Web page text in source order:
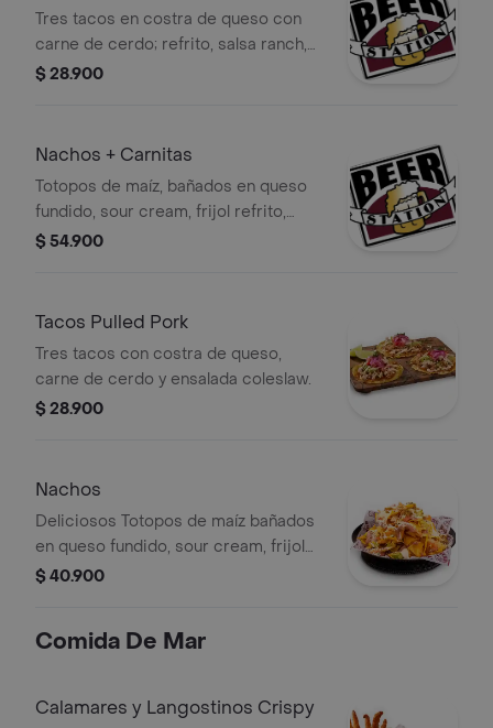
Tres tacos en costra de queso con
carne de cerdo; refrito, salsa ranch,
encurtido de cebolla roja y cilantro.
$ 28.900
Nachos + Carnitas
Totopos de maíz, bañados en queso
fundido, sour cream, frijol refrito,
guacamole, tomate, queso costeño y
$ 54.900
Tacos Pulled Pork
Tres tacos con costra de queso,
carne de cerdo y ensalada coleslaw.
$ 28.900
Nachos
Deliciosos Totopos de maíz bañados
en queso fundido, sour cream, frijol
refrito, guacamole, tomate, queso
$ 40.900
Comida De Mar
Calamares y Langostinos Crispy